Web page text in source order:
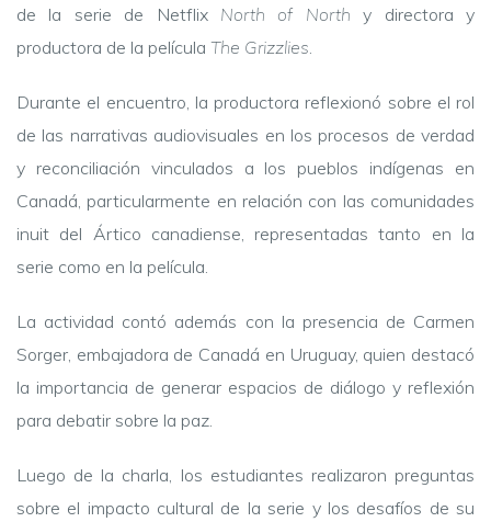
de la serie de Netflix North of North y directora y
productora de la película The Grizzlies
Durante el encuentro, la productora reflexionó sobre el rol
de las narrativas audiovisuales en los procesos de verdad
y reconciliación vinculados a los pueblos indígenas en
Canadá, particularmente en relación con las comunidades
inuit del Ártico canadiense, representadas tanto en la
serie como en la película.
La actividad contó además con la presencia de Carmen
Sorger, embajadora de Canadá en Uruguay, quien destacó
la importancia de generar espacios de diálogo y reflexión
para debatir sobre la paz.
Luego de la charla, los estudiantes realizaron preguntas
sobre el impacto cultural de la serie y los desafíos de su